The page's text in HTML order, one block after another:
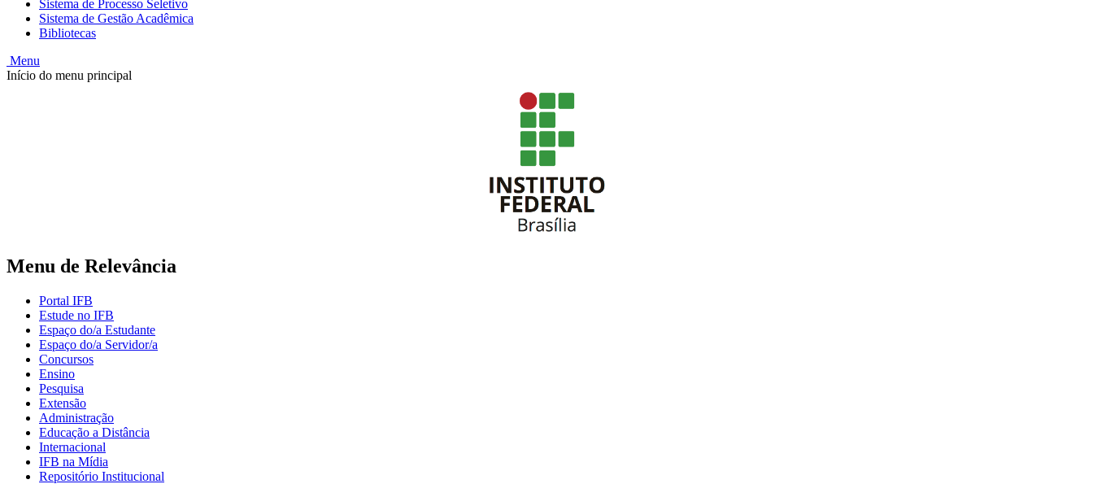
Sistema de Processo Seletivo
Sistema de Gestão Acadêmica
Bibliotecas
Menu
Início do menu principal
Menu de Relevância
Portal IFB
Estude no IFB
Espaço do/a Estudante
Espaço do/a Servidor/a
Concursos
Ensino
Pesquisa
Extensão
Administração
Educação a Distância
Internacional
IFB na Mídia
Repositório Institucional